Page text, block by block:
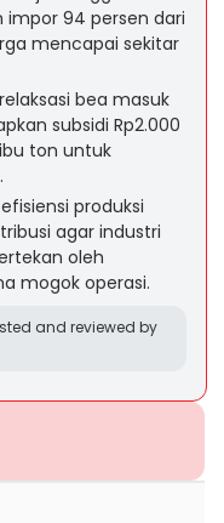
94 persen dari
mencapai sekitar
bea masuk
subsidi Rp2.000
ton untuk
produksi
agar industri
oleh
mogok operasi.
and reviewed by